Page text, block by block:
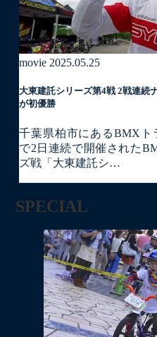
movie 2025.05.25
大東建託シリーズ第4戦 2戦連続
が初優勝
千葉県柏市にあるBMXト
で2日連続で開催された
ズ戦「大東建託シ…
SPECIAL